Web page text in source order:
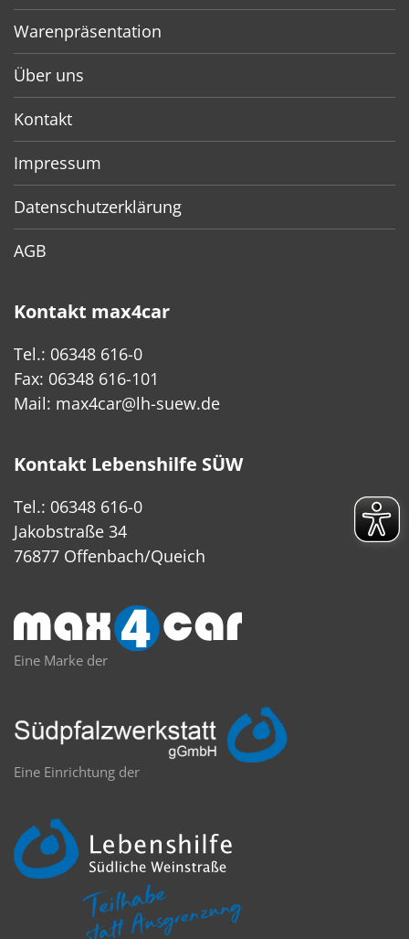
Warenpräsentation
Über uns
Kontakt
Impressum
Datenschutzerklärung
AGB
Kontakt max4car
Tel.: 06348 616-0
Fax: 06348 616-101
Mail: max4car@lh-suew.de
Kontakt Lebenshilfe SÜW
Tel.: 06348 616-0
Jakobstraße 34
76877 Offenbach/Queich
Eine Marke der
Eine Einrichtung der